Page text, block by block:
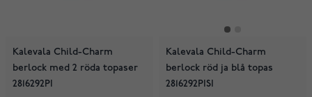
Kalevala Child-Charm
berlock med 2 röda topaser
2816292PI
Kalevala Child-Charm
berlock röd ja blå topas
2816292PISI